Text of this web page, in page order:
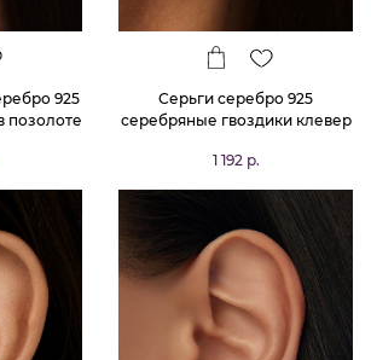
925
позолоте
Серьги серебро 925
серебряные гвоздики клевер
1 192 р.